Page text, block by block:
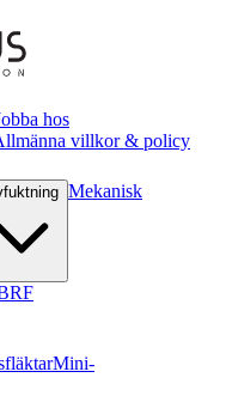
hos
villkor & policy
Mekanisk
Mini-